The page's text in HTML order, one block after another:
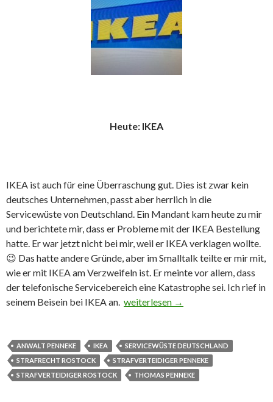
Heute: IKEA
IKEA ist auch für eine Überraschung gut. Dies ist zwar kein
deutsches Unternehmen, passt aber herrlich in die
Servicewüste von Deutschland. Ein Mandant kam heute zu mir
und berichtete mir, dass er Probleme mit der IKEA Bestellung
hatte. Er war jetzt nicht bei mir, weil er IKEA verklagen wollte.
😉 Das hatte andere Gründe, aber im Smalltalk teilte er mir mit,
wie er mit IKEA am Verzweifeln ist. Er meinte vor allem, dass
der telefonische Servicebereich eine Katastrophe sei. Ich rief in
seinem Beisein bei IKEA an. Servicewüste Deutschland
weiterlesen →
ANWALT PENNEKE IKEA
SERVICEWÜSTE DEUTSCHLAND
STRAFRECHT ROSTOCK
STRAFVERTEIDIGER PENNEKE
STRAFVERTEIDIGER ROSTOCK
THOMAS PENNEKE